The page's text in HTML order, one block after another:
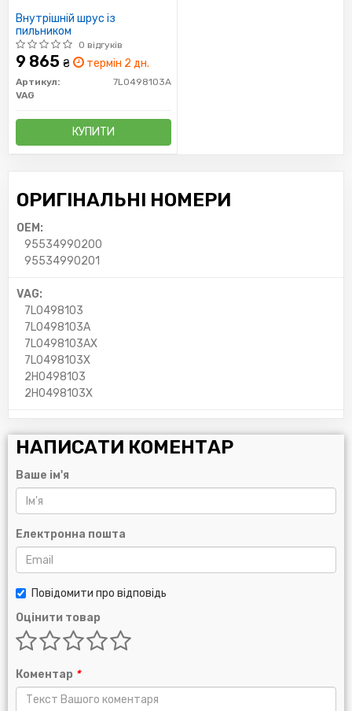
Внутрішній шрус із
пильником
0 відгуків
9 865 ₴ термін 2 дн.
Артикул:
7L0498103A
VAG
КУПИТИ
ОРИГІНАЛЬНІ НОМЕРИ
OEM:
95534990200
95534990201
VAG:
7L0498103
7L0498103A
7L0498103AX
7L0498103X
2H0498103
2H0498103X
НАПИСАТИ КОМЕНТАР
Ваше ім'я
Електронна пошта
Повідомити про відповідь
Оцінити товар
Коментар *